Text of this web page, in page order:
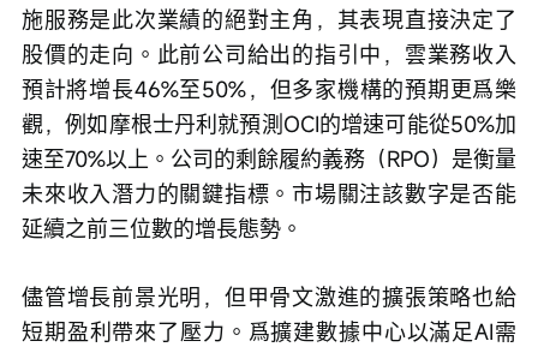
施服務是此次業績的絕對主角，其表現直接決定了
股價的走向。此前公司給出的指引中，雲業務收入
預計將增長46%至50%，但多家機構的預期更爲樂
觀，例如摩根士丹利就預測OCI的增速可能從50%加
速至70%以上。公司的剩餘履約義務（RPO）是衡量
未來收入潛力的關鍵指標。市場關注該數字是否能
延續之前三位數的增長態勢。
儘管增長前景光明，但甲骨文激進的擴張策略也給
短期盈利帶來了壓力。爲擴建數據中心以滿足AI需